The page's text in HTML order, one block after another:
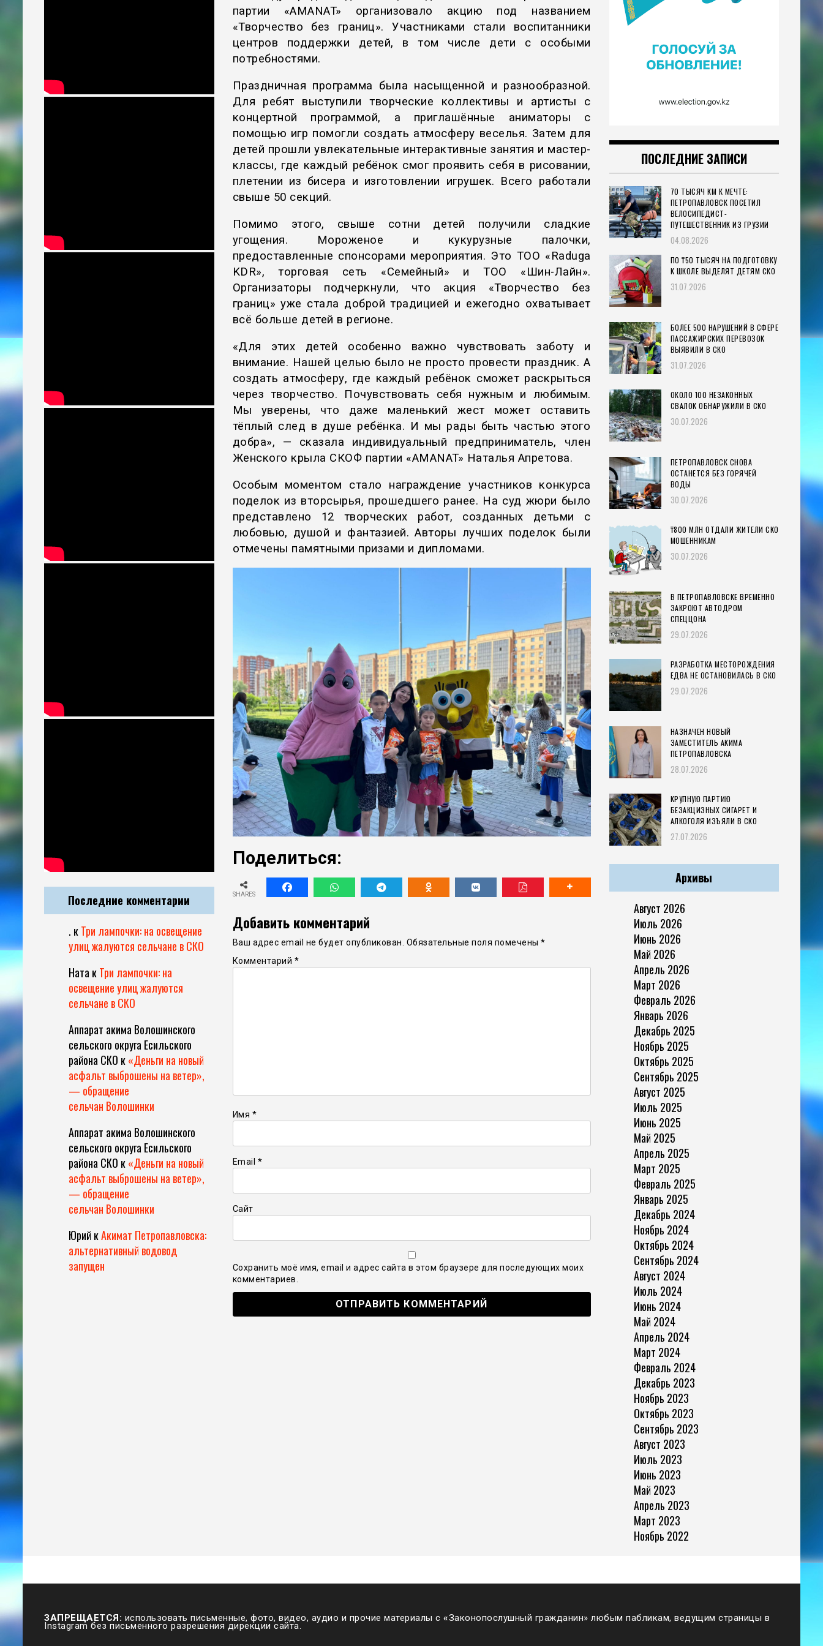
партии «AMANAT» организовало акцию под названием
«Творчество без границ». Участниками стали воспитанники
центров поддержки детей, в том числе дети с особыми
потребностями.
Праздничная программа была насыщенной и разнообразной.
Для ребят выступили творческие коллективы и артисты с
концертной программой, а приглашённые аниматоры с
помощью игр помогли создать атмосферу веселья. Затем для
детей прошли увлекательные интерактивные занятия и мастер-
классы, где каждый ребёнок смог проявить себя в рисовании,
плетении из бисера и изготовлении игрушек. Всего работали
свыше 50 секций.
Помимо этого, свыше сотни детей получили сладкие
угощения. Мороженое и кукурузные палочки,
предоставленные спонсорами мероприятия. Это ТОО «Raduga
KDR», торговая сеть «Семейный» и ТОО «Шин-Лайн».
Организаторы подчеркнули, что акция «Творчество без
границ» уже стала доброй традицией и ежегодно охватывает
всё больше детей в регионе.
«Для этих детей особенно важно чувствовать заботу и
внимание. Нашей целью было не просто провести праздник. А
создать атмосферу, где каждый ребёнок сможет раскрыться
через творчество. Почувствовать себя нужным и любимым.
Мы уверены, что даже маленький жест может оставить
тёплый след в душе ребёнка. И мы рады быть частью этого
добра», — сказала индивидуальный предприниматель, член
Женского крыла СКОФ партии «AMANAT» Наталья Апретова.
Особым моментом стало награждение участников конкурса
поделок из вторсырья, прошедшего ранее. На суд жюри было
представлено 12 творческих работ, созданных детьми с
любовью, душой и фантазией. Авторы лучших поделок были
отмечены памятными призами и дипломами.
Поделиться:
SHARES
Добавить комментарий
Ваш адрес email не будет опубликован. Обязательные поля помечены *
Комментарий *
Имя *
Email *
Сайт
Сохранить моё имя, email и адрес сайта в этом браузере для последующих моих
комментариев.
Последние комментарии
. кТри лампочки: на освещение
улиц жалуются сельчане в СКО
Ната кТри лампочки: на
освещение улиц жалуются
сельчане в СКО
Аппарат акима Волошинского
сельского округа Есильского
района СКО к«Деньги на новый
асфальт выброшены на ветер»,
— обращение
сельчан Волошинки
Аппарат акима Волошинского
сельского округа Есильского
района СКО к«Деньги на новый
асфальт выброшены на ветер»,
— обращение
сельчан Волошинки
Юрий кАкимат Петропавловска:
альтернативный водовод
запущен
ПОСЛЕДНИЕ ЗАПИСИ
70 ТЫСЯЧ КМ К МЕЧТЕ:
ПЕТРОПАВЛОВСК ПОСЕТИЛ
ВЕЛОСИПЕДИСТ-
ПУТЕШЕСТВЕННИК ИЗ ГРУЗИИ
04.08.2026
ПО ₸50 ТЫСЯЧ НА ПОДГОТОВКУ
К ШКОЛЕ ВЫДЕЛЯТ ДЕТЯМ СКО
31.07.2026
БОЛЕЕ 500 НАРУШЕНИЙ В СФЕРЕ
ПАССАЖИРСКИХ ПЕРЕВОЗОК
ВЫЯВИЛИ В СКО
31.07.2026
ОКОЛО 100 НЕЗАКОННЫХ
СВАЛОК ОБНАРУЖИЛИ В СКО
30.07.2026
ПЕТРОПАВЛОВСК СНОВА
ОСТАНЕТСЯ БЕЗ ГОРЯЧЕЙ
ВОДЫ
30.07.2026
₸800 МЛН ОТДАЛИ ЖИТЕЛИ СКО
МОШЕННИКАМ
30.07.2026
В ПЕТРОПАВЛОВСКЕ ВРЕМЕННО
ЗАКРОЮТ АВТОДРОМ
СПЕЦЦОНА
29.07.2026
РАЗРАБОТКА МЕСТОРОЖДЕНИЯ
ЕДВА НЕ ОСТАНОВИЛАСЬ В СКО
29.07.2026
НАЗНАЧЕН НОВЫЙ
ЗАМЕСТИТЕЛЬ АКИМА
ПЕТРОПАВЛОВСКА
28.07.2026
КРУПНУЮ ПАРТИЮ
БЕЗАКЦИЗНЫХ СИГАРЕТ И
АЛКОГОЛЯ ИЗЪЯЛИ В СКО
27.07.2026
Архивы
Август 2026
Июль 2026
Июнь 2026
Май 2026
Апрель 2026
Март 2026
Февраль 2026
Январь 2026
Декабрь 2025
Ноябрь 2025
Октябрь 2025
Сентябрь 2025
Август 2025
Июль 2025
Июнь 2025
Май 2025
Апрель 2025
Март 2025
Февраль 2025
Январь 2025
Декабрь 2024
Ноябрь 2024
Октябрь 2024
Сентябрь 2024
Август 2024
Июль 2024
Июнь 2024
Май 2024
Апрель 2024
Март 2024
Февраль 2024
Декабрь 2023
Ноябрь 2023
Октябрь 2023
Сентябрь 2023
Август 2023
Июль 2023
Июнь 2023
Май 2023
Апрель 2023
Март 2023
Ноябрь 2022
ЗАПРЕЩАЕТСЯ: использовать письменные, фото, видео, аудио и прочие материалы с «Законопослушный гражданин» любым пабликам, ведущим страницы в
Instagram без письменного разрешения дирекции сайта.